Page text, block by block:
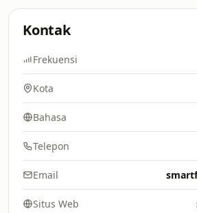
Kontak
Frekuensi
Kota
Bahasa
Telepon
Email
Situs Web